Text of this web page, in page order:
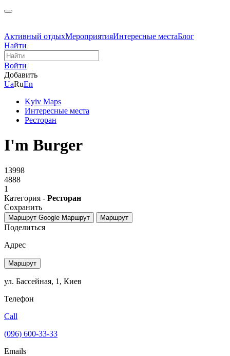
Активный отдыхМероприятияИнтересные местаБлог
Найти
Войти
Добавить
UaRuEn
Kyiv Maps
Интересные места
Ресторан
I'm Burger
13998
4888
1
Категория - Ресторан
Сохранить
Маршрут Google Маршрут Маршрут
Поделиться
Адрес
Маршрут
ул. Бассейная, 1, Киев
Телефон
Call
(096) 600-33-33
Emails